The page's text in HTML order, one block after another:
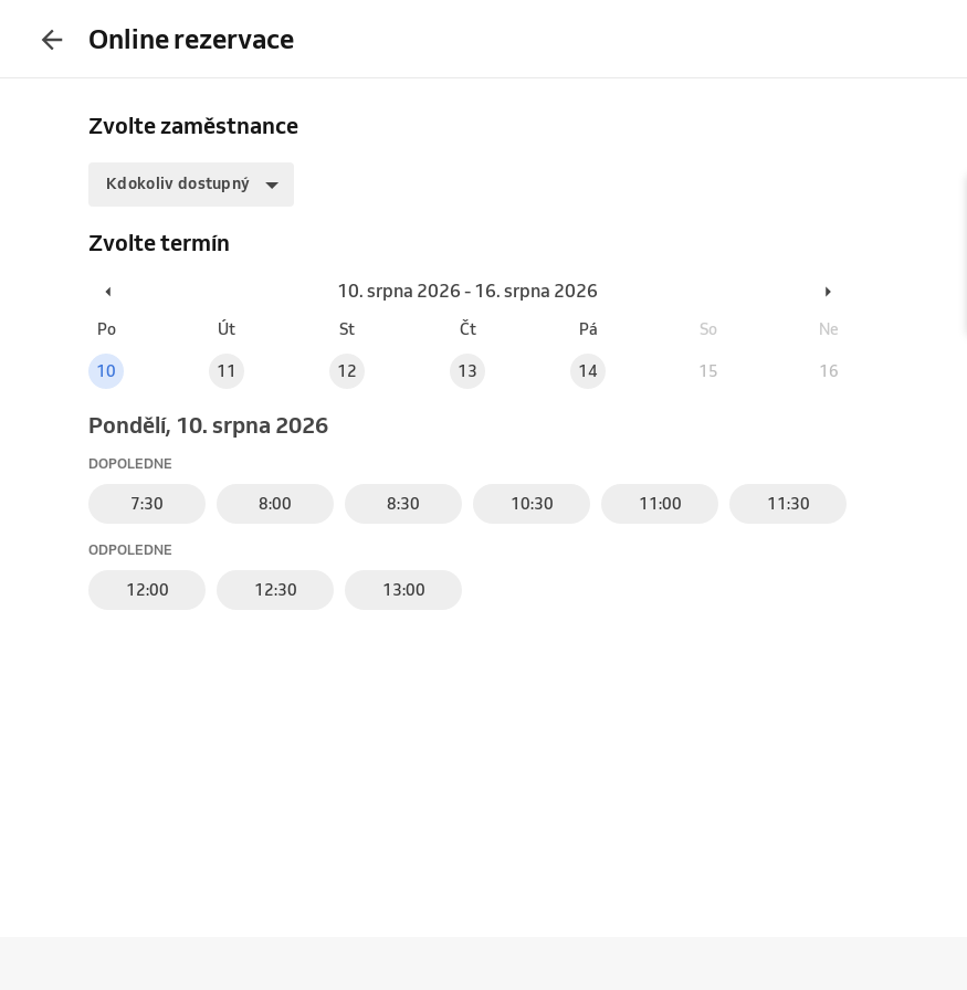
Online rezervace
Zvolte zaměstnance
Kdokoliv dostupný
Zvolte termín
10. srpna 2026 - 16. srpna 2026
Po Út St Čt Pá So Ne
10 11 12 13 14 15 16
pondělí, 10. srpna 2026
DOPOLEDNE
7:30 8:00 8:30 10:30 11:00 11:30
ODPOLEDNE
12:00 12:30 13:00